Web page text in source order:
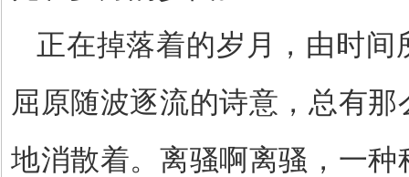
正在掉落着的岁月，由时
屈原随波逐流的诗意，总有
地消散着。离骚啊离骚，一